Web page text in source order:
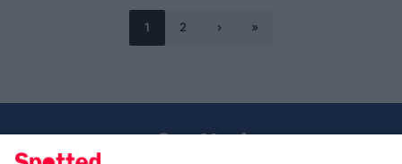
1 2 › »